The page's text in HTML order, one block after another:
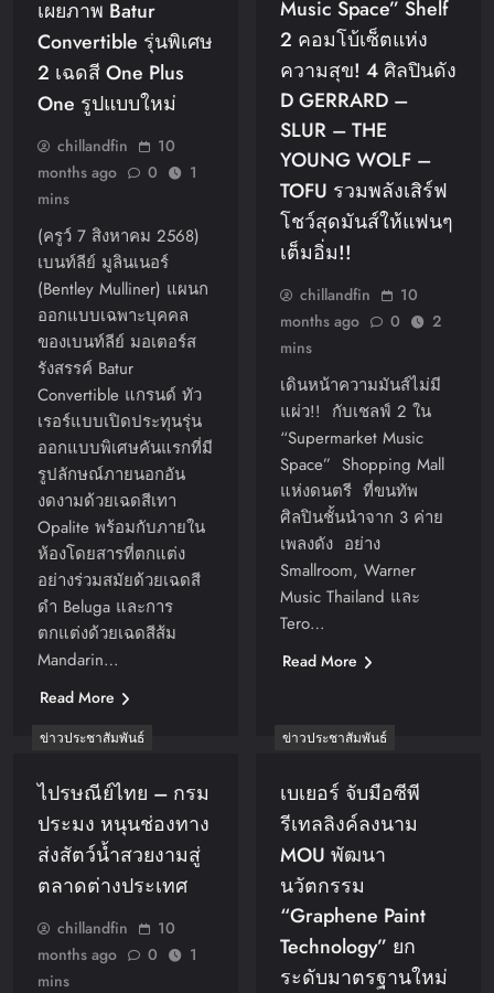
เผยภาพ Batur
Convertible รุ่นพิเศษ
2 เฉดสี One Plus
One รูปแบบใหม่
chillandfin
10
months ago
0
1
mins
(ครูว์ 7 สิงหาคม 2568)
เบนท์ลีย์ มูลินเนอร์
(Bentley Mulliner) แผนก
ออกแบบเฉพาะบุคคล
ของเบนท์ลีย์ มอเตอร์ส
รังสรรค์ Batur
Convertible แกรนด์ ทัว
เรอร์แบบเปิดประทุนรุ่น
ออกแบบพิเศษคันแรกที่มี
รูปลักษณ์ภายนอกอัน
งดงามด้วยเฉดสีเทา
Opalite พร้อมกับภายใน
ห้องโดยสารที่ตกแต่ง
อย่างร่วมสมัยด้วยเฉดสี
ดำ Beluga และการ
ตกแต่งด้วยเฉดสีส้ม
Mandarin…
Read More
Music Space” Shelf
2 คอมโบ้เซ็ตแห่ง
ความสุข! 4 ศิลปินดัง
D GERRARD –
SLUR – THE
YOUNG WOLF –
TOFU รวมพลังเสิร์ฟ
โชว์สุดมันส์ให้แฟนๆ
เต็มอิ่ม!!
chillandfin
10
months ago
0
2
mins
เดินหน้าความมันส์ไม่มี
แผ่ว!! กับเชลฟ์ 2 ใน
“Supermarket Music
Space” Shopping Mall
แห่งดนตรี ที่ขนทัพ
ศิลปินชั้นนำจาก 3 ค่าย
เพลงดัง อย่าง
Smallroom, Warner
Music Thailand และ
Tero…
Read More
ข่าวประชาสัมพันธ์
ไปรษณีย์ไทย – กรม
ประมง หนุนช่องทาง
ส่งสัตว์น้ำสวยงามสู่
ตลาดต่างประเทศ
chillandfin
10
months ago
0
1
mins
ข่าวประชาสัมพันธ์
เบเยอร์ จับมือซีพี
รีเทลลิงค์ลงนาม
MOU พัฒนา
นวัตกรรม
“Graphene Paint
Technology” ยก
ระดับมาตรฐานใหม่